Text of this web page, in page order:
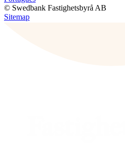
© Swedbank Fastighetsbyrå AB
Sitemap